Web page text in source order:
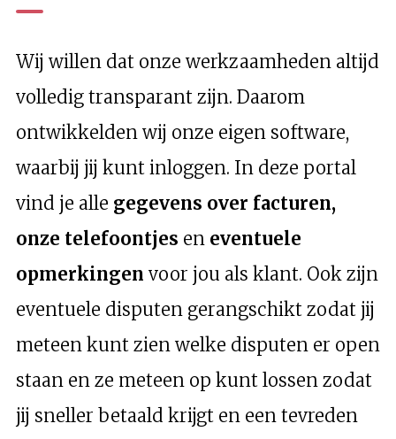
Wij willen dat onze werkzaamheden altijd
volledig transparant zijn. Daarom
ontwikkelden wij onze eigen software,
waarbij jij kunt inloggen. In deze portal
vind je alle gegevens over facturen,
onze telefoontjes en eventuele
opmerkingen voor jou als klant. Ook zijn
eventuele disputen gerangschikt zodat jij
meteen kunt zien welke disputen er open
staan en ze meteen op kunt lossen zodat
jij sneller betaald krijgt en een tevreden